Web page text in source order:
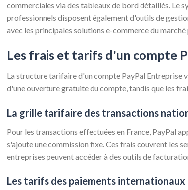
commerciales via des tableaux de bord détaillés. Le
professionnels disposent également d'outils de
avec les principales solutions e-commerce du
Les frais et tarifs d'un compte
La structure tarifaire d'un compte PayPal Entreprise
d'une ouverture gratuite du compte, tandis que les
La grille tarifaire des transactions
Pour les transactions effectuées en France, PayPal
s'ajoute une commission fixe. Ces frais couvrent les
entreprises peuvent accéder à des outils de
Les tarifs des paiements internationaux